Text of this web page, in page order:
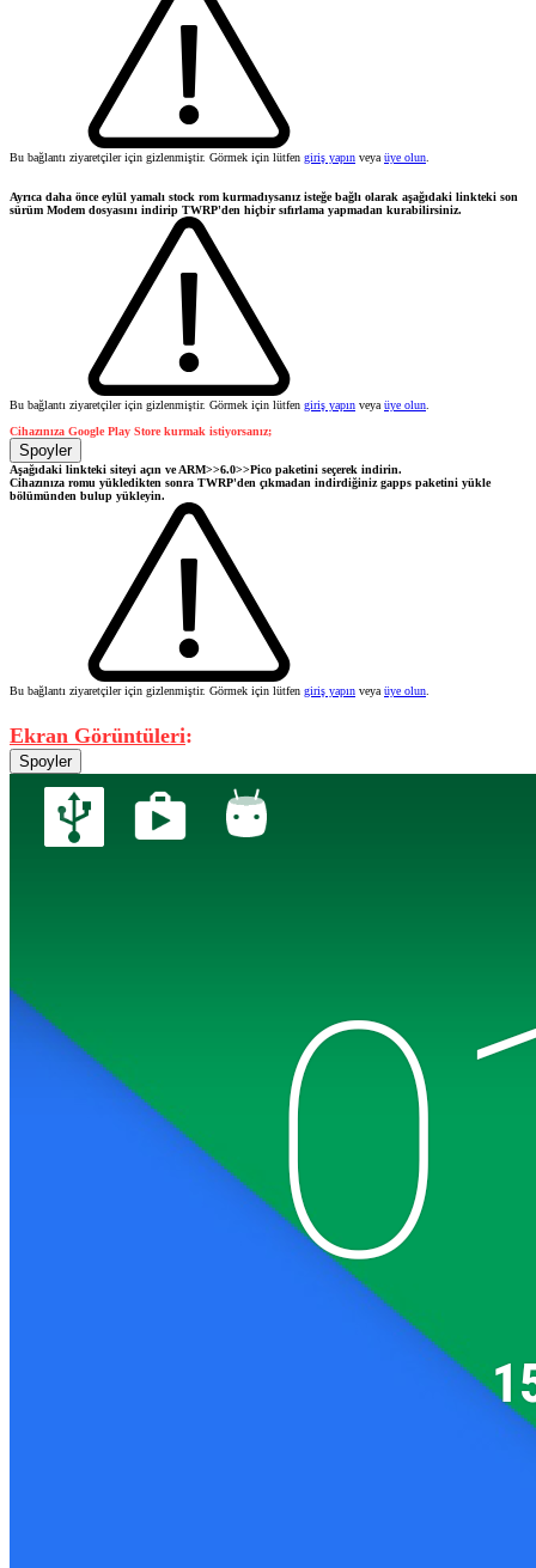
Bu bağlantı ziyaretçiler için gizlenmiştir. Görmek için lütfen giriş yapın veyaüye olun.
Ayrıca daha önce eylül yamalı stock rom kurmadıysanız isteğe bağlı olarak aşağıdaki linkteki son
sürüm Modem dosyasını indirip TWRP'den hiçbir sıfırlama yapmadan kurabilirsiniz.
Bu bağlantı ziyaretçiler için gizlenmiştir. Görmek için lütfen giriş yapın veyaüye olun.
Cihazınıza Google Play Store kurmak istiyorsanız;
Spoyler
Aşağıdaki linkteki siteyi açın ve ARM>>6.0>>Pico paketini seçerek indirin.
Cihazınıza romu yükledikten sonra TWRP'den çıkmadan indirdiğiniz gapps paketini yükle
bölümünden bulup yükleyin.
Bu bağlantı ziyaretçiler için gizlenmiştir. Görmek için lütfen giriş yapın veyaüye olun.
Ekran Görüntüleri:
Spoyler